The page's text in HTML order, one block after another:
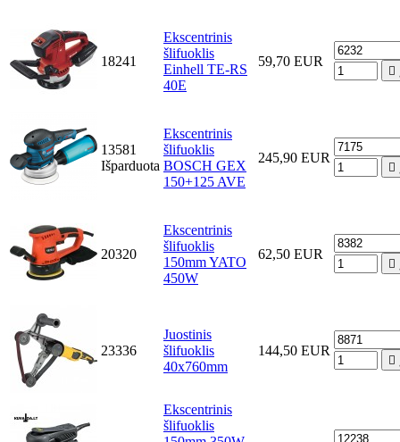
18241
Ekscentrinis
šlifuoklis
Einhell TE-RS
40E
59,70 EUR

13581
Išparduota
Ekscentrinis
šlifuoklis
BOSCH GEX
150+125 AVE
245,90 EUR

20320
Ekscentrinis
šlifuoklis
150mm YATO
450W
62,50 EUR

23336
Juostinis
šlifuoklis
40x760mm
144,50 EUR

Ekscentrinis
šlifuoklis